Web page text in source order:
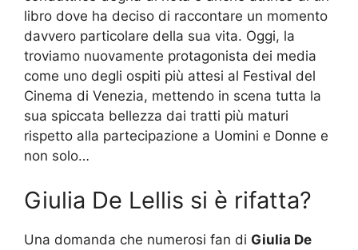
libro dove ha deciso di raccontare un momento
davvero particolare della sua vita. Oggi, la
troviamo nuovamente protagonista dei media
come uno degli ospiti più attesi al Festival del
Cinema di Venezia, mettendo in scena tutta la
sua spiccata bellezza dai tratti più maturi
rispetto alla partecipazione a Uomini e Donne e
non solo…
Giulia De Lellis si è rifatta?
Una domanda che numerosi fan di Giulia De